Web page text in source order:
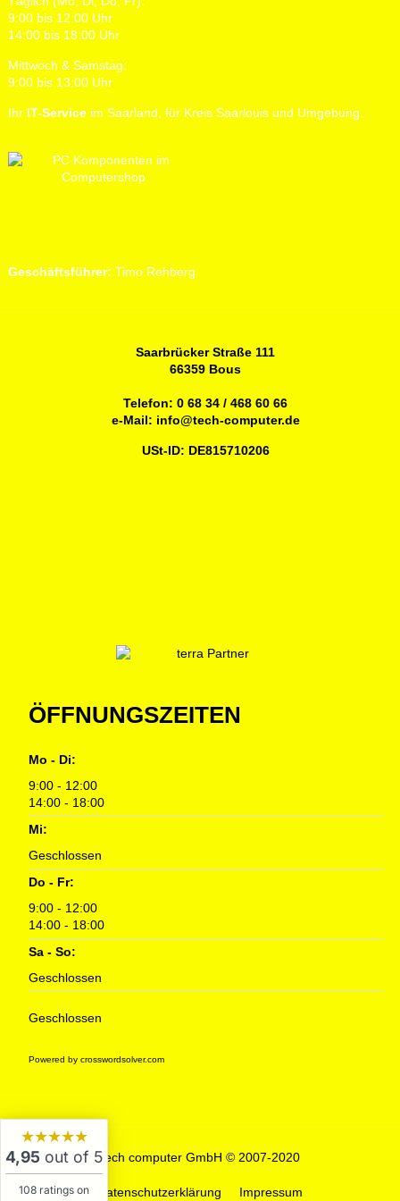
9:00 bis 12:00 Uhr
14:00 bis 18:00 Uhr
Mittwoch & Samstag:
9:00 bis 13:00 Uhr
Ihr IT-Serviceim Saarland, für Kreis Saarlouis und Umgebung.
Geschäftsführer: Timo Rehberg
Saarbrücker Straße 111
66359 Bous
Telefon:0 68 34 / 468 60 66
e-Mail: info@tech-computer.de
USt-ID: DE815710206
ÖFFNUNGSZEITEN
Mo - Di:
9:00 - 12:00
14:00 - 18:00
Mi:
Geschlossen
Do - Fr:
9:00 - 12:00
14:00 - 18:00
Sa - So:
Geschlossen
Geschlossen
Powered by crosswordsolver.com
tech computer GmbH © 2007-2020
Datenschutzerklärung Impressum
★★★★★
4,95 out of 5
108 ratings on